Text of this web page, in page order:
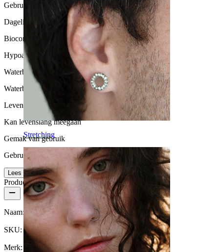
Stretching
Gebruikshoeveelheid
Dagelijks gebruik
Biocompatibiliteit
Hypoallergeen
Waterbestendigheid
Waterbestendig
Levensduur
Kan levenslang meegaan
Gemak van gebruik
Gebruikersvriendelijk
Lees meer
Productdetails
Naam: Titanium tong barbell met ster
SKU:Tongue-78
Merk: Bodymod Trend